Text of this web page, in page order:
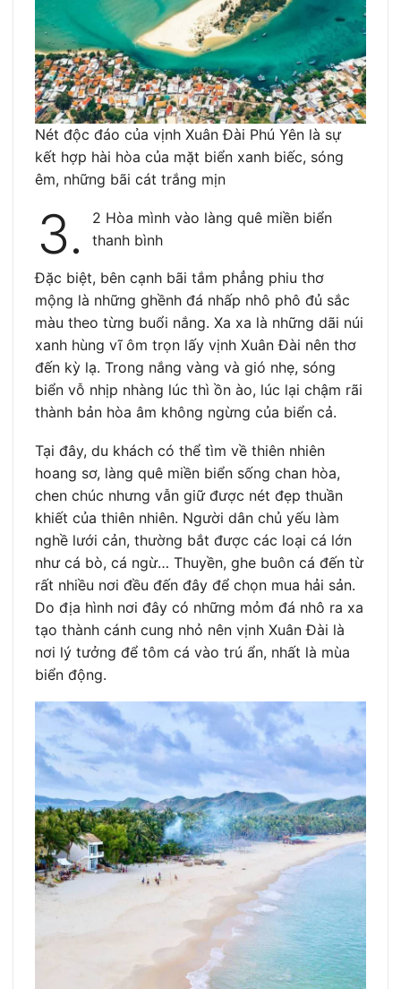
Nét độc đáo của vịnh Xuân Đài Phú Yên là sự
kết hợp hài hòa của mặt biển xanh biếc, sóng
êm, những bãi cát trắng mịn
3.
2 Hòa mình vào làng quê miền biển
thanh bình
Đặc biệt, bên cạnh bãi tắm phẳng phiu thơ
mộng là những ghềnh đá nhấp nhô phô đủ sắc
màu theo từng buổi nắng. Xa xa là những dãi núi
xanh hùng vĩ ôm trọn lấy vịnh Xuân Đài nên thơ
đến kỳ lạ. Trong nắng vàng và gió nhẹ, sóng
biển vỗ nhịp nhàng lúc thì ồn ào, lúc lại chậm rãi
thành bản hòa âm không ngừng của biển cả.
Tại đây, du khách có thể tìm về thiên nhiên
hoang sơ, làng quê miền biển sống chan hòa,
chen chúc nhưng vẫn giữ được nét đẹp thuần
khiết của thiên nhiên. Người dân chủ yếu làm
nghề lưới cản, thường bắt được các loại cá lớn
như cá bò, cá ngừ… Thuyền, ghe buôn cá đến từ
rất nhiều nơi đều đến đây để chọn mua hải sản.
Do địa hình nơi đây có những mỏm đá nhô ra xa
tạo thành cánh cung nhỏ nên vịnh Xuân Đài là
nơi lý tưởng để tôm cá vào trú ẩn, nhất là mùa
biển động.